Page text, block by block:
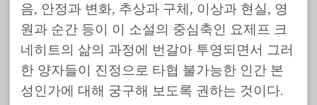
음, 안정과 변화, 추상과 구체, 이상과 현실, 영
원과 순간 등이 이 소설의 중심축인 요제프 크
네히트의 삶의 과정에 번갈아 투영되면서 그러
한 양자들이 진정으로 타협 불가능한 인간 본
성인가에 대해 궁구해 보도록 권하는 것이다.